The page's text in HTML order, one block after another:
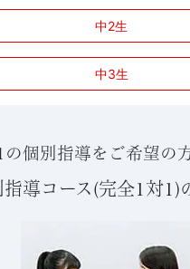
中2生
中3生
の個別指導をご希望の
指導コース(完全1対1)